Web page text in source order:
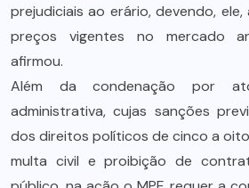
prejudiciais ao erário, devendo,
preços vigentes no mercado
afirmou.
Além da condenação por
administrativa, cujas sanções
dos direitos políticos de cinco a
multa civil e proibição de